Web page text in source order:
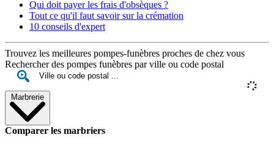
Qui doit payer les frais d'obsèques ?
Tout ce qu'il faut savoir sur la crémation
10 conseils d'expert
Trouvez les meilleures pompes-funèbres proches de chez vous
Rechercher des pompes funèbres par ville ou code postal
Marbrerie
Comparer les marbriers